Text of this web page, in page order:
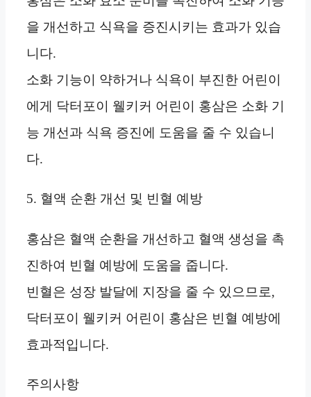
을 개선하고 식욕을 증진시키는 효과가 있습
니다.
소화 기능이 약하거나 식욕이 부진한 어린이
에게 닥터포이 웰키커 어린이 홍삼은 소화 기
능 개선과 식욕 증진에 도움을 줄 수 있습니
다.
5. 혈액 순환 개선 및 빈혈 예방
홍삼은 혈액 순환을 개선하고 혈액 생성을 촉
진하여 빈혈 예방에 도움을 줍니다.
빈혈은 성장 발달에 지장을 줄 수 있으므로,
닥터포이 웰키커 어린이 홍삼은 빈혈 예방에
효과적입니다.
주의사항